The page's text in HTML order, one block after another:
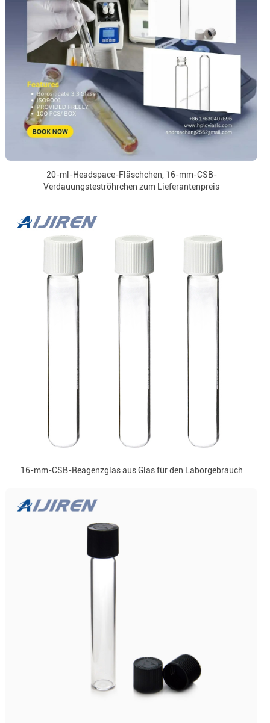
20-ml-Headspace-Fläschchen, 16-mm-CSB-
Verdauungsteströhrchen zum Lieferantenpreis
16-mm-CSB-Reagenzglas aus Glas für den Laborgebrauch